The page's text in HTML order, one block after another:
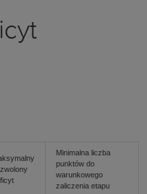
Minimalna liczba
punktów do
warunkowego
zaliczenia etapu